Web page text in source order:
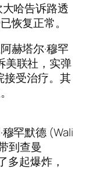
哈告诉路透
恢复正常。
赫塔尔·穆罕
美联社，实弹
接受治疗。其
罕默德 (Wali
到查曼
多起爆炸，